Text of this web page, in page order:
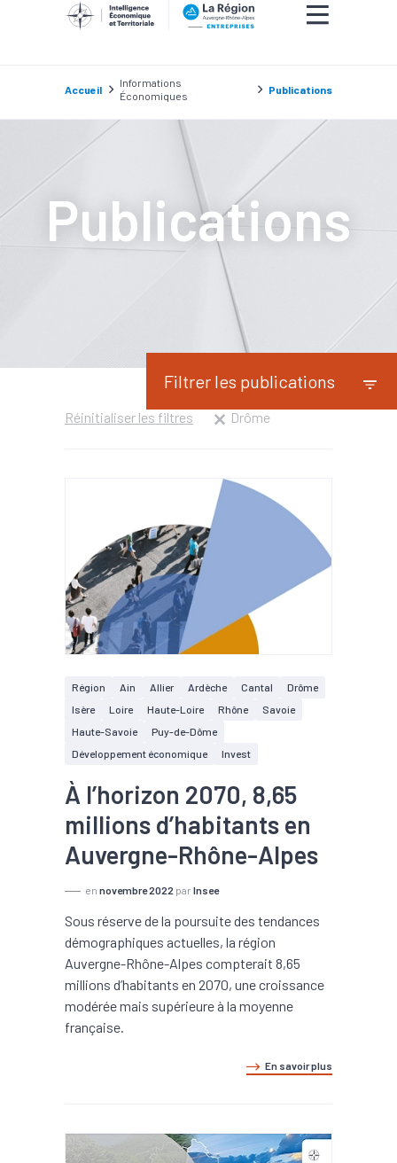
Accueil
Informations
Économiques
Publications
Publications
Filtrer les publications
Réinitialiser les filtres Drôme
Région Ain Allier Ardèche Cantal
Drôme
Isère
Loire Haute-Loire Rhône
Savoie
Haute-Savoie
Puy-de-Dôme
Développement économique
Invest
À l’horizon 2070, 8,65
millions d’habitants en
Auvergne-Rhône-Alpes
en novembre 2022 par Insee
Sous réserve de la poursuite des tendances
démographiques actuelles, la région
Auvergne-Rhône-Alpes compterait 8,65
millions d’habitants en 2070, une croissance
modérée mais supérieure à la moyenne
française.
En savoir plus